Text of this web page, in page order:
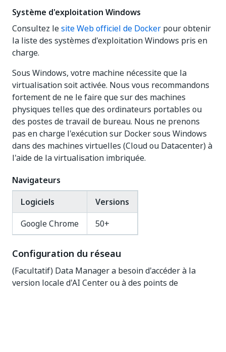
Système d'exploitation Windows
Consultez lesite Web officiel de Docker pour obtenir
la liste des systèmes d'exploitation Windows pris en
charge.
Sous Windows, votre machine nécessite que la
virtualisation soit activée. Nous vous recommandons
fortement de ne le faire que sur des machines
physiques telles que des ordinateurs portables ou
des postes de travail de bureau. Nous ne prenons
pas en charge l'exécution sur Docker sous Windows
dans des machines virtuelles (Cloud ou Datacenter) à
l'aide de la virtualisation imbriquée.
Navigateurs
Logiciels
Versions
Google Chrome
50+
Configuration du réseau
(Facultatif) Data Manager a besoin d'accéder à la
version locale d'AI Center ou à des points de